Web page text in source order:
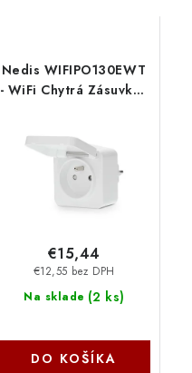
Nedis WIFIPO130EWT
- WiFi Chytrá Zásuvka |
IOS | Bílá
Na sklade (2 ks)
€12,55 bez DPH
€15,44
DO KOŠÍKA